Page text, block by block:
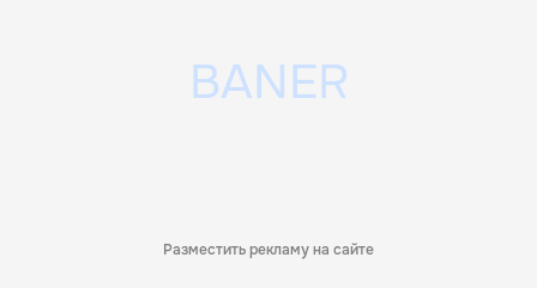
Разместить рекламу на сайте